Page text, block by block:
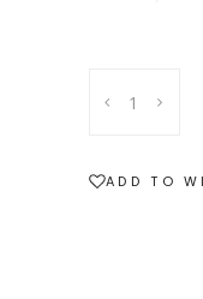
購
鍍ADD TO